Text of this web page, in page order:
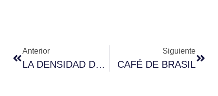
Anterior
LA DENSIDAD DEL GRANO DE CAFÉ DE LA SEMILLA A LA TAZA
Siguiente
CAFÉ DE BRASIL